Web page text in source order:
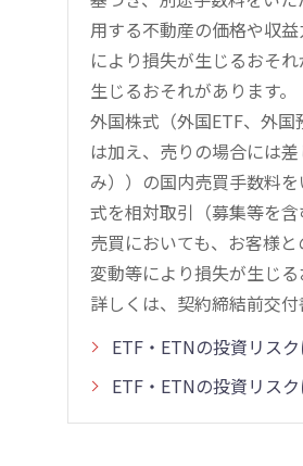
用する不動産の価格や収
により損失が生じるおそ
生じるおそれがあります。
外国株式（外国ETF、外
は加え、売りの場合には
み））の国内売買手数料
式を相対取引（募集等を
売買においても、お客様
変動等により損失が生じる
詳しくは、契約締結前交
ETF・ETNの投資リス
ETF・ETNの投資リス